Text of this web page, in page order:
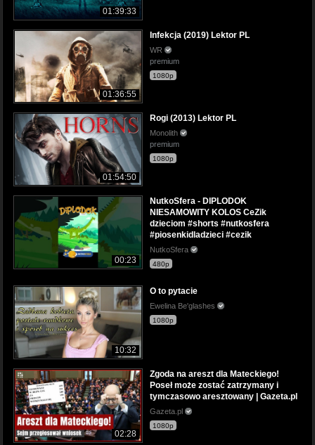
01:39:33
01:36:55
Infekcja (2019) Lektor PL
WR
premium
1080p
01:54:50
Rogi (2013) Lektor PL
Monolith
premium
1080p
00:23
NutkoSfera - DIPLODOK
NIESAMOWITY KOLOS CeZik
dzieciom #shorts #nutkosfera
#piosenkidladzieci #cezik
NutkoSfera
480p
10:32
O to pytacie
Ewelina Be'glashes
1080p
02:28
Zgoda na areszt dla Mateckiego!
Poseł może zostać zatrzymany i
tymczasowo aresztowany | Gazeta.pl
Gazeta.pl
1080p